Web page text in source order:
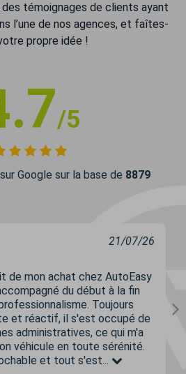
témoignages de clients ayant
l’une de nos agences, et faîtes-
propre idée !
/5
Google sur la base de 8879
21/07/26
de mon achat chez AutoEasy
du début à la fin
Toujours
et réactif, il s'est occupé de
administratives, ce qui m'a
véhicule en toute sérénité.
et tout s'est...